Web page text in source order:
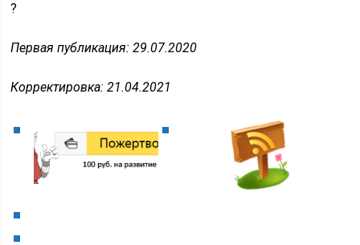
?
Первая публикация: 29.07.2020
Корректировка: 21.04.2021